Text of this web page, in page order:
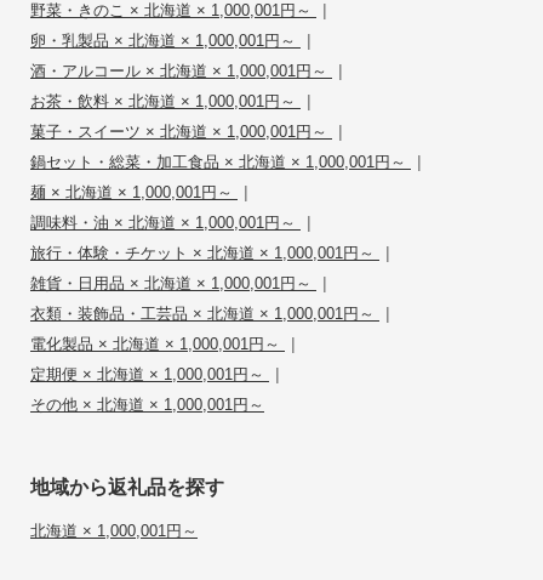
野菜・きのこ × 北海道 × 1,000,001円～ |
卵・乳製品 × 北海道 × 1,000,001円～ |
酒・アルコール × 北海道 × 1,000,001円～ |
お茶・飲料 × 北海道 × 1,000,001円～ |
菓子・スイーツ × 北海道 × 1,000,001円～ |
鍋セット・総菜・加工食品 × 北海道 × 1,000,001円～ |
麺 × 北海道 × 1,000,001円～ |
調味料・油 × 北海道 × 1,000,001円～ |
旅行・体験・チケット × 北海道 × 1,000,001円～ |
雑貨・日用品 × 北海道 × 1,000,001円～ |
衣類・装飾品・工芸品 × 北海道 × 1,000,001円～ |
電化製品 × 北海道 × 1,000,001円～ |
定期便 × 北海道 × 1,000,001円～ |
その他 × 北海道 × 1,000,001円～
地域から返礼品を探す
北海道 × 1,000,001円～